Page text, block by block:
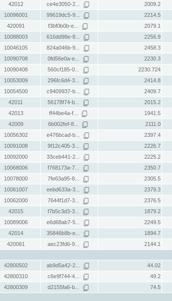
42012 ce4e3050-2... 2009.2
10096001 99619dc5-9... 2214.5
420091 f3bf0b0b-e... 2079.1
10088003 616dd98e-8... 2256.9
10046105 824a046b-9... 2458.3
10090708 0fd56e0a-e... 2230.3
10090408 560cf185-0... 2230.724
10053009 296fc6d4-3... 2414.8
10054500 c9409937-b... 2409.7
42011 56178f74-b... 2015.2
42013 ff44be4a-f... 1941.5
42009 6b002fef-8... 2111.0
10056302 e476bcad-b... 2397.4
10091008 9f12c405-3... 2226.7
10092000 33ceb441-2... 2225.2
10068006 f768173a-7... 2350.7
10078000 7fe63a95-8... 2305.5
10061007 eebd633a-3... 2379.3
10062000 7644f1d7-3... 2376.5
42015 f7b5c3d3-3... 1879.2
10089006 e6d68ab7-5... 2249.5
42014 35846b8b-e... 1894.7
420061 aec23fd6-9... 2144.1
42800502 ab9d5a42-2... 44.02
42800310 c6e9f744-4... 49.2
42800309 d2155fa6-b... 74.5